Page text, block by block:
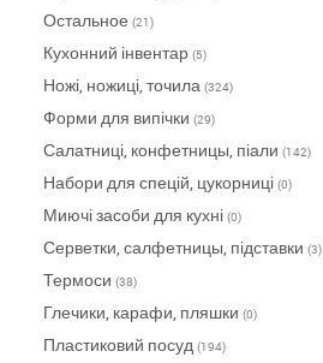
Остальное (21)
Кухонний інвентар (5)
Ножі, ножиці, точила (324)
Форми для випічки (29)
Салатниці, конфетницы, піали (142)
Набори для спецій, цукорниці (0)
Миючі засоби для кухні (0)
Серветки, салфетницы, підставки (3)
Термоси (38)
Глечики, карафи, пляшки (0)
Пластиковий посуд (194)